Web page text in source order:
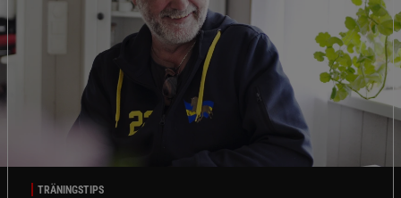
TRÄNINGSTIPS